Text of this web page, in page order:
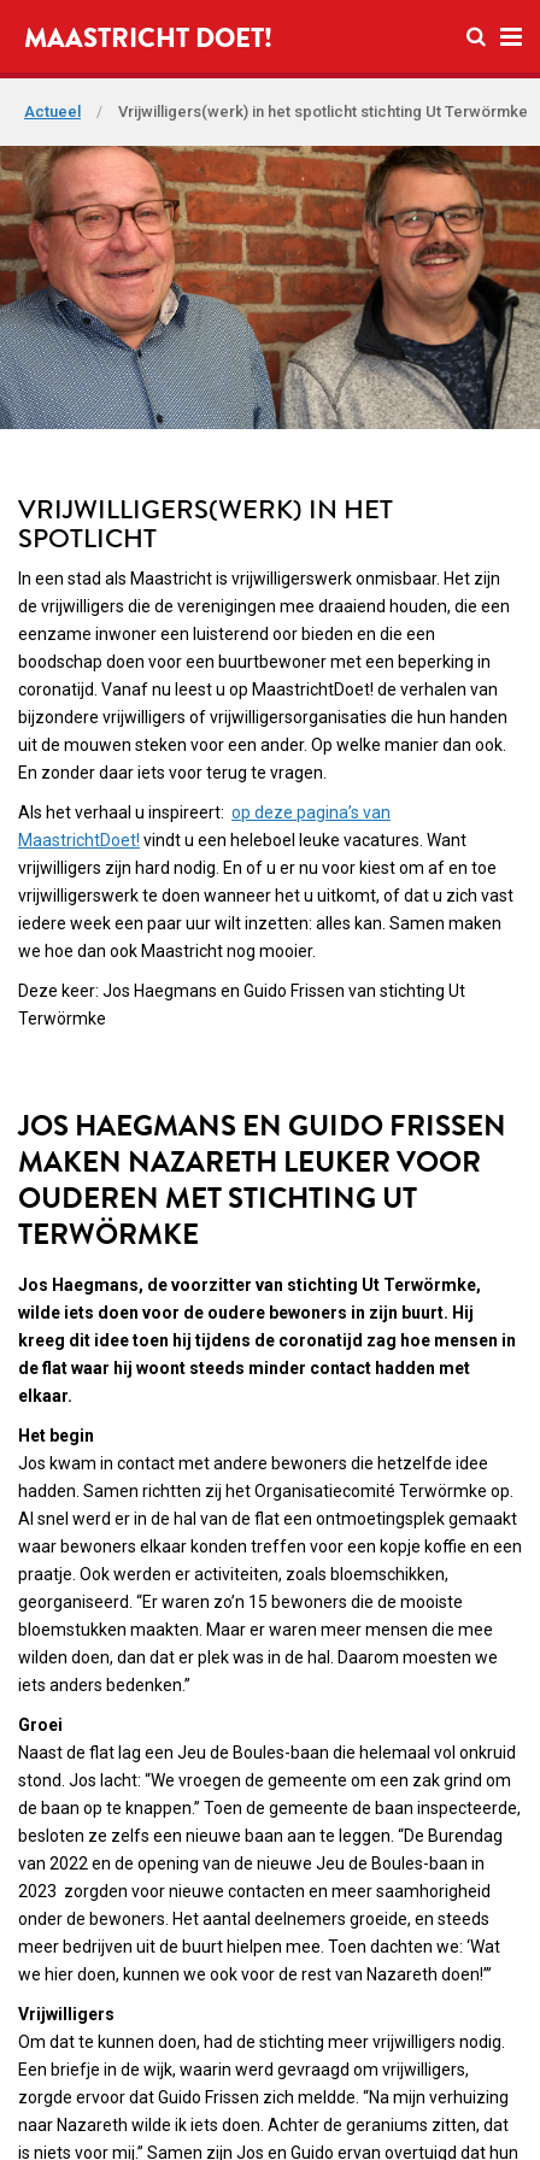
Open
MAASTRICHT DOET!
Actueel / Vrijwilligers(werk) in het spotlicht stichting Ut Terwörmke
VRIJWILLIGERS(WERK) IN HET
SPOTLICHT
In een stad als Maastricht is vrijwilligerswerk onmisbaar. Het zijn
de vrijwilligers die de verenigingen mee draaiend houden, die een
eenzame inwoner een luisterend oor bieden en die een
boodschap doen voor een buurtbewoner met een beperking in
coronatijd. Vanaf nu leest u op MaastrichtDoet! de verhalen van
bijzondere vrijwilligers of vrijwilligersorganisaties die hun handen
uit de mouwen steken voor een ander. Op welke manier dan ook.
En zonder daar iets voor terug te vragen.
Als het verhaal u inspireert: op deze pagina’s van
MaastrichtDoet! vindt u een heleboel leuke vacatures. Want
vrijwilligers zijn hard nodig. En of u er nu voor kiest om af en toe
vrijwilligerswerk te doen wanneer het u uitkomt, of dat u zich vast
iedere week een paar uur wilt inzetten: alles kan. Samen maken
we hoe dan ook Maastricht nog mooier.
Deze keer: Jos Haegmans en Guido Frissen van stichting Ut
Terwörmke
JOS HAEGMANS EN GUIDO FRISSEN
MAKEN NAZARETH LEUKER VOOR
OUDEREN MET STICHTING UT
TERWÖRMKE
Jos Haegmans, de voorzitter van stichting Ut Terwörmke,
wilde iets doen voor de oudere bewoners in zijn buurt. Hij
kreeg dit idee toen hij tijdens de coronatijd zag hoe mensen in
de flat waar hij woont steeds minder contact hadden met
elkaar.
Het begin
Jos kwam in contact met andere bewoners die hetzelfde idee
hadden. Samen richtten zij het Organisatiecomité Terwörmke op.
Al snel werd er in de hal van de flat een ontmoetingsplek gemaakt
waar bewoners elkaar konden treffen voor een kopje koffie en een
praatje. Ook werden er activiteiten, zoals bloemschikken,
georganiseerd. “Er waren zo’n 15 bewoners die de mooiste
bloemstukken maakten. Maar er waren meer mensen die mee
wilden doen, dan dat er plek was in de hal. Daarom moesten we
iets anders bedenken.”
Groei
Naast de flat lag een Jeu de Boules-baan die helemaal vol onkruid
stond. Jos lacht: “We vroegen de gemeente om een zak grind om
de baan op te knappen.” Toen de gemeente de baan inspecteerde,
besloten ze zelfs een nieuwe baan aan te leggen. “De Burendag
van 2022 en de opening van de nieuwe Jeu de Boules-baan in
2023 zorgden voor nieuwe contacten en meer saamhorigheid
onder de bewoners. Het aantal deelnemers groeide, en steeds
meer bedrijven uit de buurt hielpen mee. Toen dachten we: ‘Wat
we hier doen, kunnen we ook voor de rest van Nazareth doen!’”
Vrijwilligers
Om dat te kunnen doen, had de stichting meer vrijwilligers nodig.
Een briefje in de wijk, waarin werd gevraagd om vrijwilligers,
zorgde ervoor dat Guido Frissen zich meldde. “Na mijn verhuizing
naar Nazareth wilde ik iets doen. Achter de geraniums zitten, dat
is niets voor mij.” Samen zijn Jos en Guido ervan overtuigd dat hun